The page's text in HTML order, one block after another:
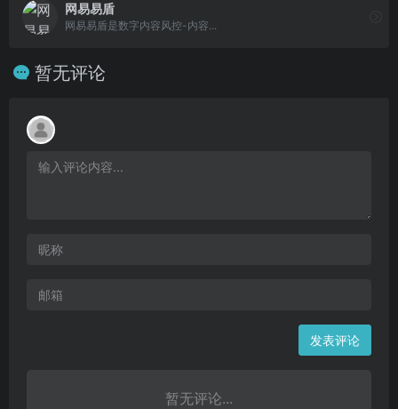
网易易盾
网易易盾是数字内容风控-内容...
暂无评论
发表评论
暂无评论...